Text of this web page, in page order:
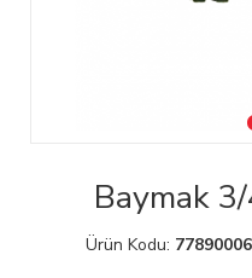
Baymak
Ürün Kodu: